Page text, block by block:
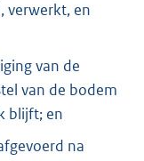
verwerkt, en
van de
van de bodem
blijft; en
na